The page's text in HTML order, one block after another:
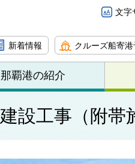
文字
新着情報 クルーズ船寄港
那覇港の紹介
設工事（附帯